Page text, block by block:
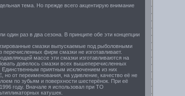
тема. Но прежде всего акцентирую внимание
один раз в два сезона. В принципе обе эти концепции
смазки выпускаемые под рыболовными
фирм смазки не изготавливает.
массе эти смазки изготавливаются на
довелось смазки всех вышеперечисленных
Единственным приятным исключением из них
но от переименования, на удивление, качество её не
по зубьям и поверхности шестерёнок. При её
году. Вначале я использовал при ТО
катушек.